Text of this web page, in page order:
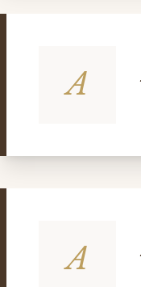
A
A